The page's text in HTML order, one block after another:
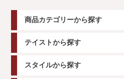
商品カテゴリーから探す
テイストから探す
スタイルから探す